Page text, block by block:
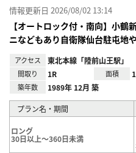
情報更新日 2026/08/02 13:14
【オートロック付・南向】小
ニなどもあり自衛隊仙台駐屯地
アクセス 東北本線「陸前山王駅」
間取り 1R 面積
築年数 1989年 12月 築
プラン名・期間
ロング
30日以上～360日未満